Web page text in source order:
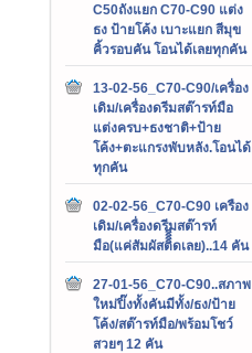
C50ถังแยก C70-C90 แต่ง
ธง ป้ายโค้ง เบาะแยก สีมุข
คิ้วรอบคัน โอนได้เลยทุกคัน
13-02-56_C70-C90/เครื่อง
เดิม/เครื่องดรีมสต๊ารท์มือ
แต่งครบ+ธงชาติ+ป้าย
โค้ง+ตะแกรงพับหลัง.โอนได้
ทุกคัน
02-02-56_C70-C90 เครือง
เดิม/เครื่องดรีมสต๊ารท์
มือ(แค่สัมผัสติิิิดเลย)..14 คัน
27-01-56_C70-C90..สภาพ
ใหม่ปิ๊งทั้งคันมีทั้ง/ธง/ป้าย
โค้ง/สต๊ารท์มือ/พร้อมโชว์
สวยๆ 12 คัน